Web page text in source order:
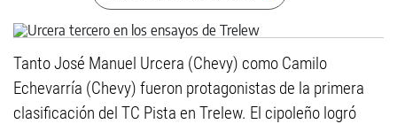
Tanto José Manuel Urcera (Chevy) como Camilo
Echevarría (Chevy) fueron protagonistas de la primera
clasificación del TC Pista en Trelew. El cipoleño logró